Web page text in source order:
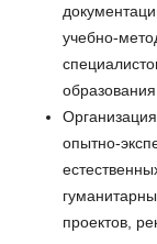
учебно-
опытно-
проектов,